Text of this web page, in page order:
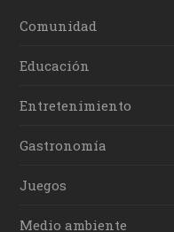
Comunidad
Educación
Entretenimiento
Gastronomía
Juegos
Medio ambiente